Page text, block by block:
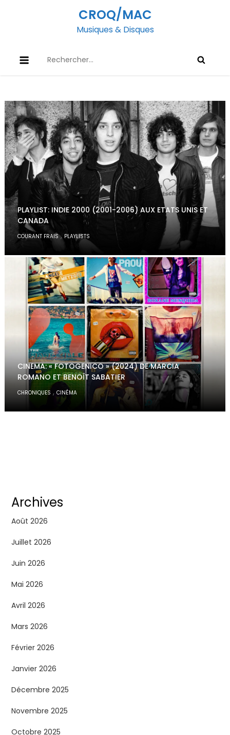
CROQ/MAC
Musiques & Disques
PLAYLIST: INDIE 2000 (2001-2006) AUX ETATS UNIS ET
CANADA
COURANT FRAIS, PLAYLISTS
CINEMA: « FOTOGENICO » (2024) DE MARCIA
ROMANO ET BENOÎT SABATIER
CHRONIQUES ,CINÉMA
Archives
Août 2026
Juillet 2026
Juin 2026
Mai 2026
Avril 2026
Mars 2026
Février 2026
Janvier 2026
Décembre 2025
Novembre 2025
Octobre 2025